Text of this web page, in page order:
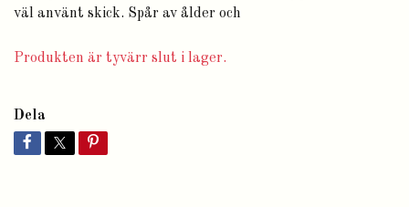
väl använt skick. Spår av ålder och
Produkten är tyvärr slut i lager.
Dela